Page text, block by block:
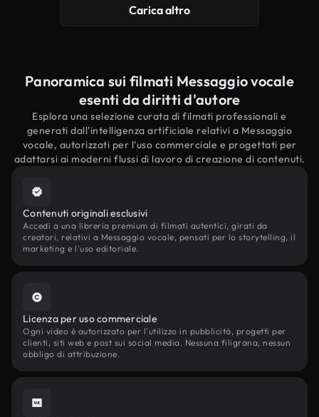
Carica altro
Panoramica sui filmati Messaggio vocale
esenti da diritti d'autore
Esplora una selezione curata di filmati professionali e
generati dall'intelligenza artificiale relativi a Messaggio
vocale, autorizzati per l'uso commerciale e progettati per
adattarsi ai moderni flussi di lavoro di creazione di contenuti.
Contenuti originali esclusivi
Accedi a una libreria premium di filmati autentici, girati da
creatori, relativi a Messaggio vocale, pensati per lo storytelling, il
marketing e l'uso editoriale.
Licenza per uso commerciale
Ogni video è autorizzato per l'utilizzo in pubblicità, progetti per
clienti, siti web e post sui social media. Nessuna filigrana, nessun
obbligo di attribuzione.